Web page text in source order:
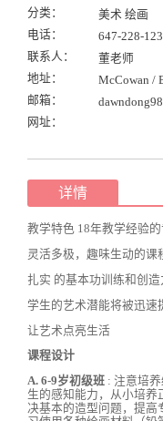
分类：
美术 绘画
电话：
647-228-
联系人：
董老师
地址：
McCowan /
邮箱：
网址：
详情
教学特色 18年教学经验
灵活多极，趣味生动的课
扎实 的基本功训练和创
学生的艺术潜能将被迅速
让艺术点亮生活
课程设计
A. 6-9岁初级班 : 注意培
生的感知能力，从小培养
决基本的造型问题，提高